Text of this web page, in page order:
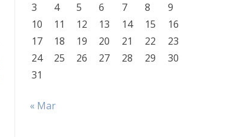
3
4 5 6 7 8
9
10
11 12 13 14 15
16
17
18 19 20 21 22
23
24
25 26 27 28 29
30
31
« Mar